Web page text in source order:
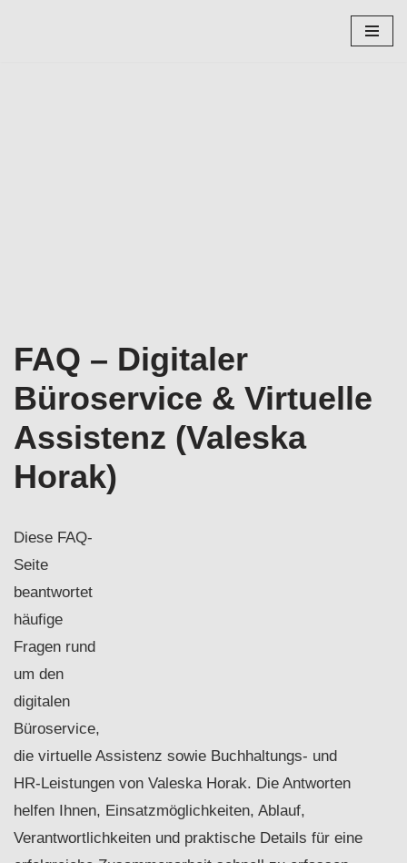
FAQ – Digitaler
Büroservice & Virtuelle
Assistenz (Valeska
Horak)
Diese FAQ-
Seite
beantwortet
häufige
Fragen rund
um den
digitalen
Büroservice,
die virtuelle Assistenz sowie Buchhaltungs- und
HR‑Leistungen von Valeska Horak. Die Antworten
helfen Ihnen, Einsatzmöglichkeiten, Ablauf,
Verantwortlichkeiten und praktische Details für eine